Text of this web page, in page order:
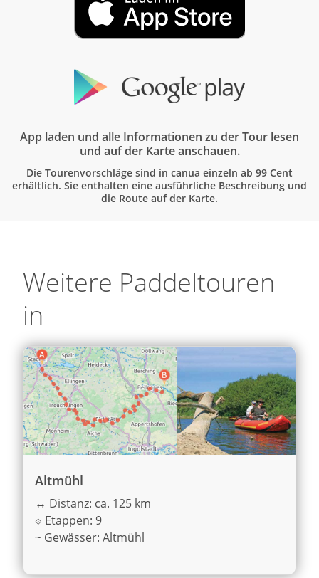
App laden und alle Informationen zu der Tour lesen
und auf der Karte anschauen.
Die Tourenvorschläge sind in canua einzeln ab 99 Cent
erhältlich. Sie enthalten eine ausführliche Beschreibung und
die Route auf der Karte.
Weitere Paddeltouren
in
Altmühl
↔ Distanz: ca. 125 km
⟐ Etappen: 9
~ Gewässer: Altmühl